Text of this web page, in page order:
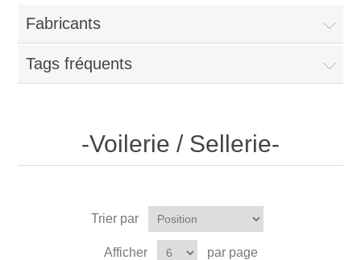
Fabricants
Tags fréquents
-Voilerie / Sellerie-
Trier par
Afficher par page